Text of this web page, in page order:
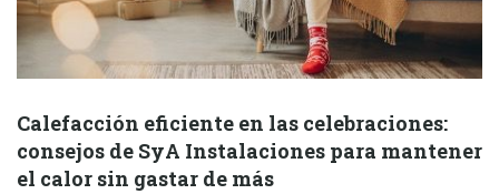
Calefacción eficiente en las celebraciones:
consejos de SyA Instalaciones para mantener
el calor sin gastar de más